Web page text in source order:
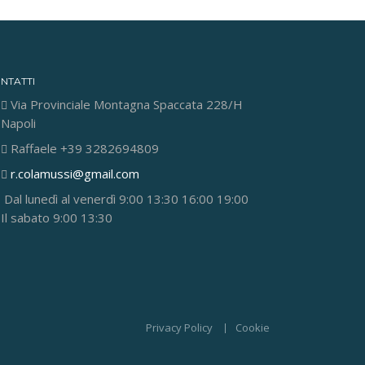
Via Provinciale Montagna Spaccata 228/H
Napoli
Raffaele +39 3282694809
r.colamussi@gmail.com
Dal lunedì al venerdì 9:00 13:30 16:00 19:00
Il sabato 9:00 13:30
Privacy Policy Cookie